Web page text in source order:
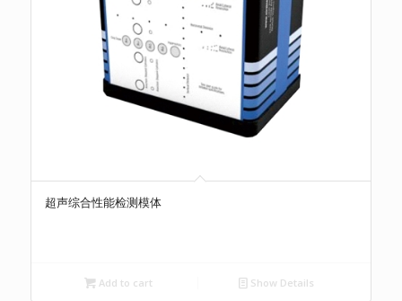
超声综合性能检测模体
Add to cart Show Details